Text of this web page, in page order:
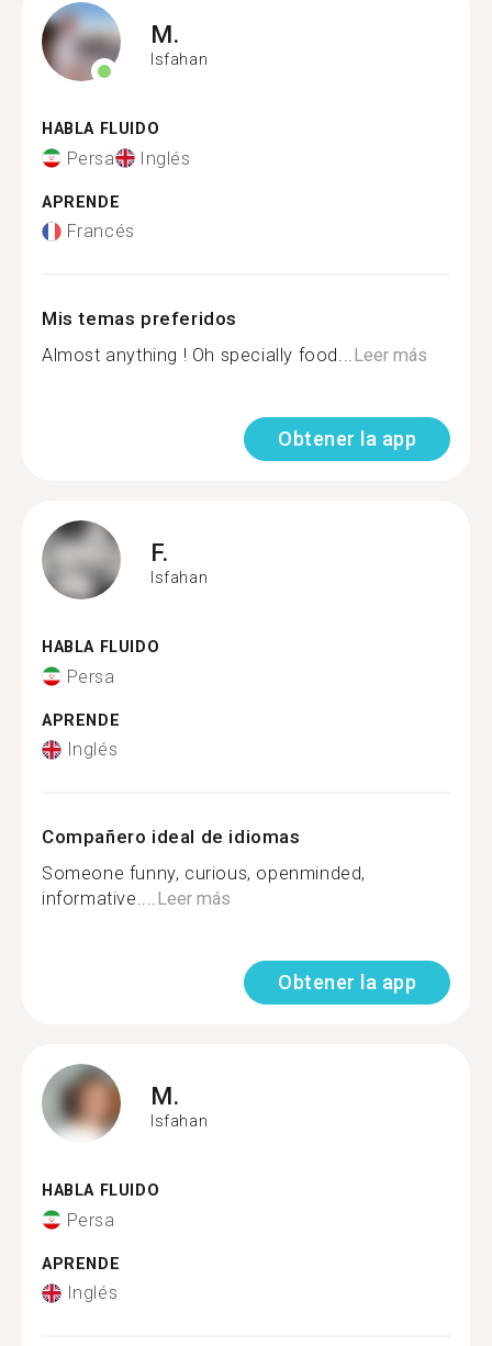
M.
Isfahan
HABLA FLUIDO
Persa Inglés
APRENDE
Francés
Mis temas preferidos
Almost anything ! Oh specially food...Leer más
Obtener la app
F.
Isfahan
HABLA FLUIDO
Persa
APRENDE
Inglés
Compañero ideal de idiomas
Someone funny, curious, openminded,
informative....Leer más
Obtener la app
M.
Isfahan
HABLA FLUIDO
Persa
APRENDE
Inglés